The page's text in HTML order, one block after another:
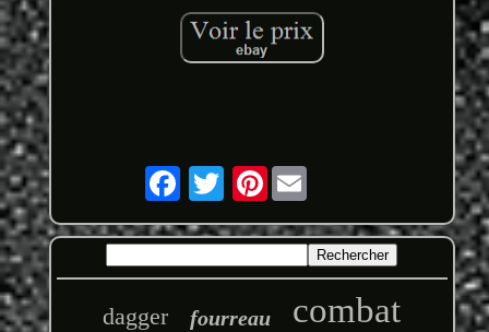
Pinterest
dagger fourreau combat